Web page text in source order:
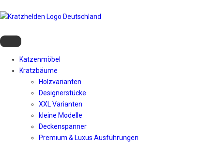
Katzenmöbel
Kratzbäume
Holzvarianten
Designerstücke
XXL Varianten
kleine Modelle
Deckenspanner
Premium & Luxus Ausführungen